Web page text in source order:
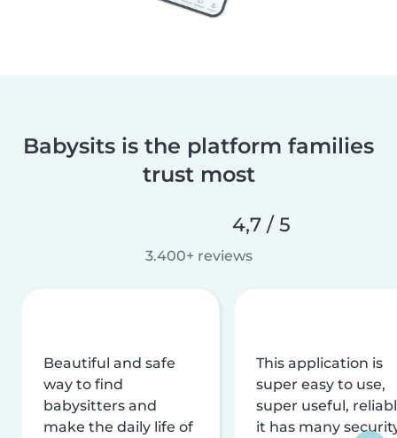
Babysits is the platform families
trust most
4,7 / 5
3.400+ reviews
Beautiful and safe
way to find
babysitters and
make the daily life of
This application is
super easy to use,
super useful,
it has many